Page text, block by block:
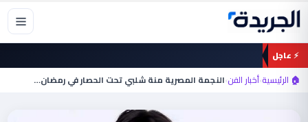
تخطي
المحتوى
⚡ عاجل
🏠 الرئيسية›أخبار الفن›النجمة المصرية منة شلبي تحت الحصار في رمضان…